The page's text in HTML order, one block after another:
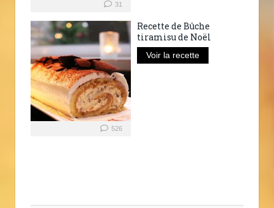
31
526
Recette de Bûche
tiramisu de Noël
Voir la recette